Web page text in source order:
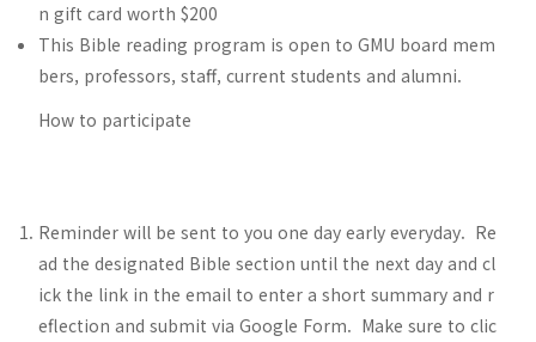
n gift card worth $200
This Bible reading program is open to GMU board mem
bers, professors, staff, current students and alumni.
How to participate
Reminder will be sent to you one day early everyday. Re
ad the designated Bible section until the next day and cl
ick the link in the email to enter a short summary and r
eflection and submit via Google Form. Make sure to clic